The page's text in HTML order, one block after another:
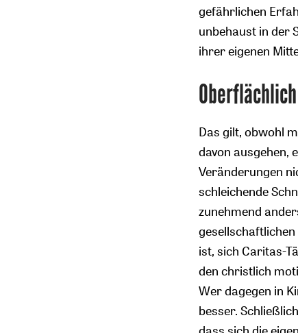
gefährlichen
unbehaust in der
ihrer eigenen
Das gilt, obwohl
davon ausgehen,
Veränderungen
schleichende
zunehmend
ist, sich Caritas-
den christlich
Wer dagegen in
besser.